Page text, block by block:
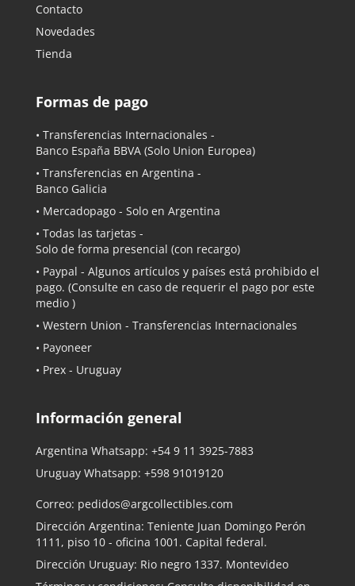
Contacto
Novedades
Tienda
Formas de pago
• Transferencias Internacionales -
Banco España BBVA (Solo Union Europea)
• Transferencias en Argentina -
Banco Galicia
• Mercadopago - Solo en Argentina
• Todas las tarjetas -
Solo de forma presencial (con recargo)
• Paypal - Algunos artículos y países está prohibido el
pago. (Consulte en caso de requerir el pago por este
medio )
• Western Union - Transferencias Internacionales
• Payoneer
• Prex - Uruguay
Información general
Argentina Whatsapp: +54 9 11 3925-7883
Uruguay Whatsapp: +598 91019120
Correo: pedidos@argcollectibles.com
Dirección Argentina: Teniente Juan Domingo Perón
1111, piso 10 - oficina 1001. Capital federal.
Dirección Uruguay: Rio negro 1337. Montevideo